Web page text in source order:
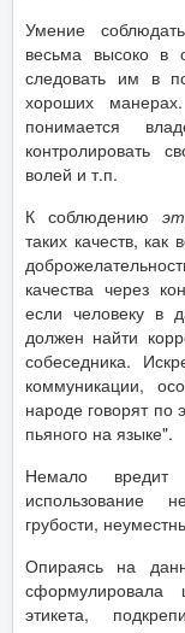
Умение
весьма высоко в
следовать им в
хороших
понимается
контролировать
волей и т.п.
К соблюдению
таких качеств, как
качества через
если человеку в
должен найти
собеседника.
коммуникации,
народе говорят по
пьяного на языке".
Немало
использование
грубости,
Опираясь на
сформулировала
этикета,